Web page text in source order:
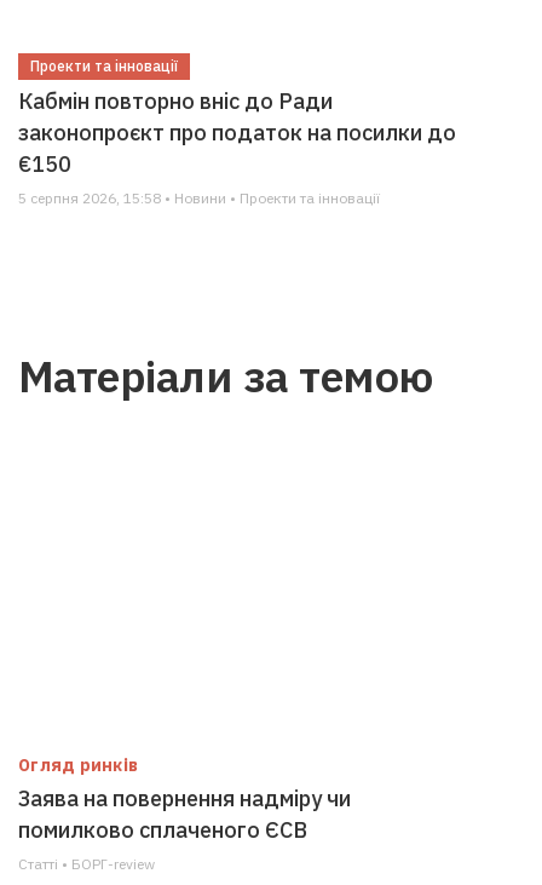
Проекти та інновації
Кабмін повторно вніс до Ради
законопроєкт про податок на посилки до
€150
5 серпня 2026, 15:58 • Новини • Проекти та інновації
Матеріали за темою
Огляд ринків
Заява на повернення надміру чи
помилково сплаченого ЄСВ
Статті • БОРГ-review